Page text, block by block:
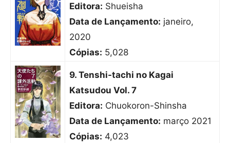
Editora: Shueisha
Data de Lançamento: janeiro,
2020
Cópias: 5,028
9. Tenshi-tachi no Kagai
Katsudou Vol. 7
Editora: Chuokoron-Shinsha
Data de Lançamento: março 2021
Cópias: 4,023